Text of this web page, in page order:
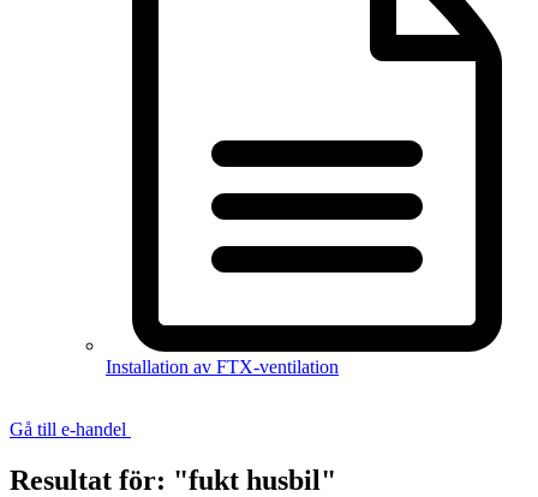
Installation av FTX-ventilation
Gå till e-handel
Resultat för: "fukt husbil"